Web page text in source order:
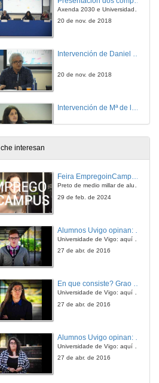
Axenda 2030 e Universidade. Cara onde debe ir a cooperación universitaria ao desenvolvemento?
20 de nov. de 2018
Intervención de Daniel López
20 de nov. de 2018
A Axenda 2030 e os ODS da UAM
20 de nov. de 2018
20 de nov. de 2018
20 de nov. de 2018
20 de nov. de 2018
interesan
Feira EmpregoinCampus Vigo 2024
Preto de medio millar de alumnas e alumnos buscan coñecer máis de preto as oportunidades que lles achegan as arredor de medio cento de empresas que participan na edición viguesa da feira. Xunto coa visita aos stands, durante a feria desenvólvense varias actividades complementarias, como obradoiros, conversas, mesas redondas ou o pasaporte de empregabilidade, un espazo no que poderán recibir asesoramento sobre o seu CV.
29 de feb. de 2024
Universidade de Vigo: aquí todo é posible
27 de abr. de 2016
En que consiste? Grao en Ciencias da Linguaxe e Estudos Literarios
Universidade de Vigo: aquí todo é posible
27 de abr. de 2016
Universidade de Vigo: aquí todo é posible
27 de abr. de 2016